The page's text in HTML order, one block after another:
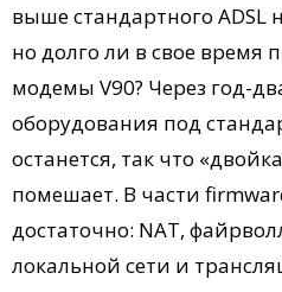
выше стандартного ADSL
но долго ли в свое время
модемы V90? Через год-
оборудования под
останется, так что
помешает. В части
достаточно: NAT,
локальной сети и